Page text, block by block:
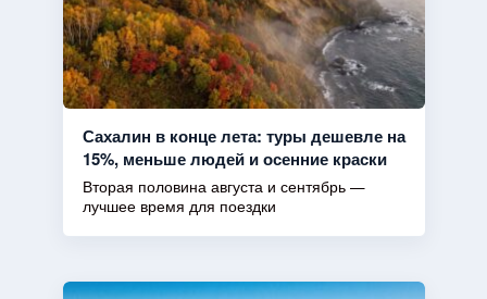
Сахалин в конце лета: туры дешевле на
15%, меньше людей и осенние краски
Вторая половина августа и сентябрь —
лучшее время для поездки